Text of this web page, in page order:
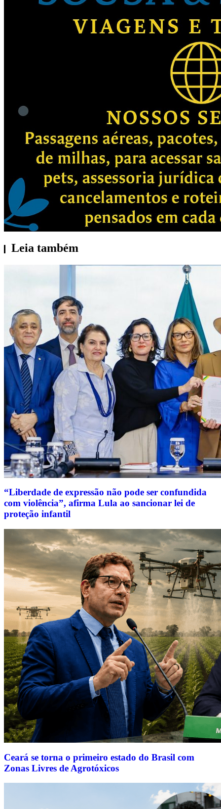
Leia também
“Liberdade de expressão não pode ser confundida
com violência”, afirma Lula ao sancionar lei de
proteção infantil
Ceará se torna o primeiro estado do Brasil com
Zonas Livres de Agrotóxicos